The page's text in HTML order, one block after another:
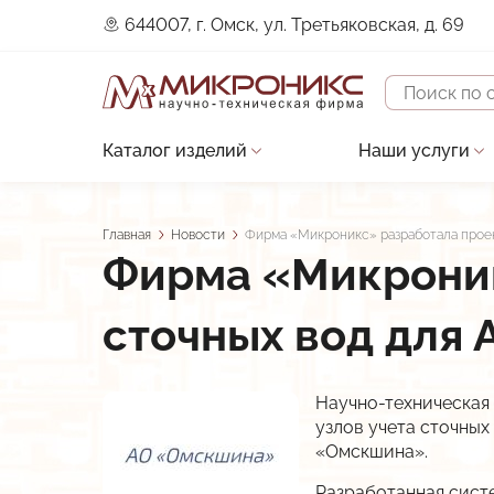
644007, г. Омск, ул. Третьяковская, д. 69
Поиск
Основная
Каталог изделий
Датчики
Контроллеры
Прочие изделия
Низкотемпературные LED-драйверы
Наши услуги
Сервисное
Разработка
Разработка
Строка
навигации
Главная Новости Фирма «Микроникс» разработала
Фирма
сточных вод
Научно-
узлов учета
«Омскшина».